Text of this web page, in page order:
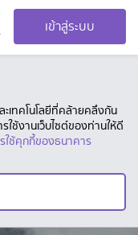
เข้าสู่ระบบ
ะเทคโนโลยีที่คล้ายคลึงกัน
ช้งานเว็บไซต์ของท่านให้ดี
ใช้คุกกี้ของธนาคาร